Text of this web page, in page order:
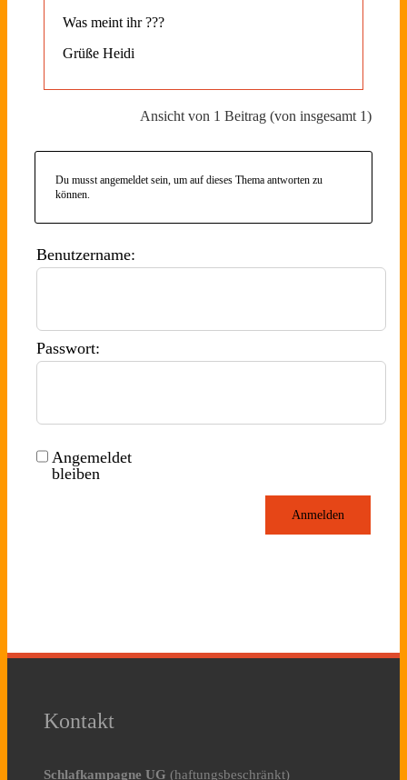
Was meint ihr ???
Grüße Heidi
Ansicht von 1 Beitrag (von insgesamt 1)
Du musst angemeldet sein, um auf dieses Thema antworten zu
können.
Benutzername:
Passwort:
Angemeldet
bleiben
Anmelden
Kontakt
Schlafkampagne UG (haftungsbeschränkt)